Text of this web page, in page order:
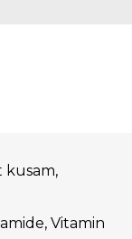
Vitamin